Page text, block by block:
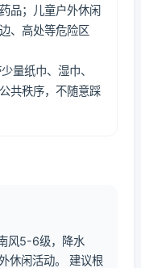
品；儿童户外休闲
、高处等危险区
量纸巾、湿巾、
共秩序，不随意踩
风5-6级，降水
休闲活动。 建议根